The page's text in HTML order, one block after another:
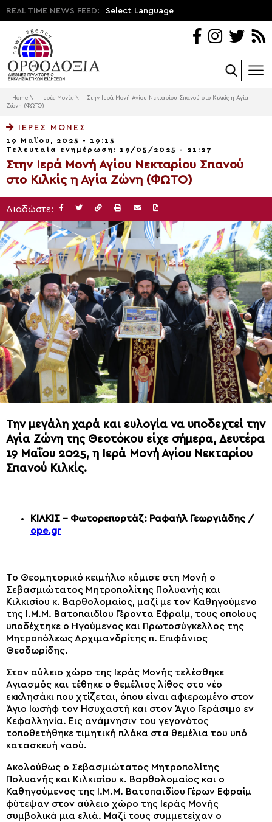
REAL TIME NEWS FEED: Select Language
Home \ Ιερές Μονές \
Στην Ιερά Μονή Αγίου Νεκταρίου Σπανού στο Κιλκίς η Αγία
Ζώνη (ΦΩΤΟ)
ΙΕΡΈΣ ΜΟΝΈΣ
19 Μαΐου, 2025 - 19:15
Τελευταία ενημέρωση: 19/05/2025 - 21:27
Στην Ιερά Μονή Αγίου Νεκταρίου Σπανού
στο Κιλκίς η Αγία Ζώνη (ΦΩΤΟ)
Διαδώστε:
Την μεγάλη χαρά και ευλογία να υποδεχτεί την
Αγία Ζώνη της Θεοτόκου είχε σήμερα, Δευτέρα
19 Μαΐου 2025, η Ιερά Μονή Αγίου Νεκταρίου
Σπανού Κιλκίς.
ΚΙΛΚΙΣ – Φωτορεπορτάζ: Ραφαήλ Γεωργιάδης /
ope.gr
Το Θεομητορικό κειμήλιο κόμισε στη Μονή ο
Σεβασμιώτατος Μητροπολίτης Πολυανής και
Κιλκισίου κ. Βαρθολομαίος, μαζί με τον Καθηγούμενο
της Ι.Μ.Μ. Βατοπαιδίου Γέροντα Εφραίμ, τους οποίους
υποδέχτηκε ο Ηγούμενος και Πρωτοσύγκελλος της
Μητροπόλεως Αρχιμανδρίτης π. Επιφάνιος
Θεοδωρίδης.
Στον αύλειο χώρο της Ιεράς Μονής τελέσθηκε
Αγιασμός και τέθηκε ο θεμέλιος λίθος στο νέο
εκκλησάκι που χτίζεται, όπου είναι αφιερωμένο στον
Άγιο Ιωσήφ τον Ησυχαστή και στον Άγιο Γεράσιμο εν
Κεφαλληνία. Εις ανάμνησιν του γεγονότος
τοποθετήθηκε τιμητική πλάκα στα θεμέλια του υπό
κατασκευή ναού.
Ακολούθως ο Σεβασμιώτατος Μητροπολίτης
Πολυανής και Κιλκισίου κ. Βαρθολομαίος και ο
Καθηγούμενος της Ι.Μ.Μ. Βατοπαιδίου Γέρων Εφραίμ
φύτεψαν στον αύλειο χώρο της Ιεράς Μονής
συμβολικά μια ελιά. Μαζί τους συμμετείχαν ο